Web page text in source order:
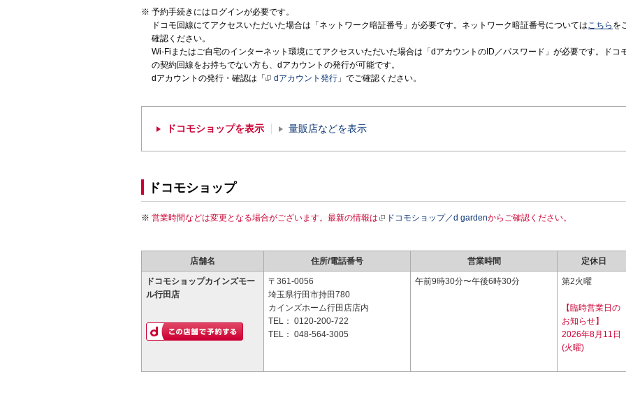
予約手続きにはログインが必要です。
ドコモ回線にてアクセスいただいた場合は「ネットワーク暗証番号」が必要です。ネットワーク暗証番号についてはこちら を
確認ください。
Wi-Fiまたはご自宅のインターネット環境にてアクセスいただいた場合は「dアカウントのID／パスワード」が必要です。ドコ
の契約回線をお持ちでない方も、dアカウントの発行が可能です。
dアカウントの発行・確認は「
dアカウント発行 」でご確認ください。
ドコモショップを表示 量販店などを表示
ドコモショップ
営業時間などは変更となる場合がございます。最新の情報は ドコモショップ／d gardenからご確認ください。
店舗名 住所/電話番号 営業時間 定休日
ドコモショップカインズモー
ル行田店
〒361-0056
埼玉県行田市持田780
カインズホーム行田店店内
TEL： 0120-200-722
TEL： 048-564-3005
午前9時30分〜午後6時30分 第2火曜
【臨時営業日の
お知らせ】
2026年8月11日
(火曜)